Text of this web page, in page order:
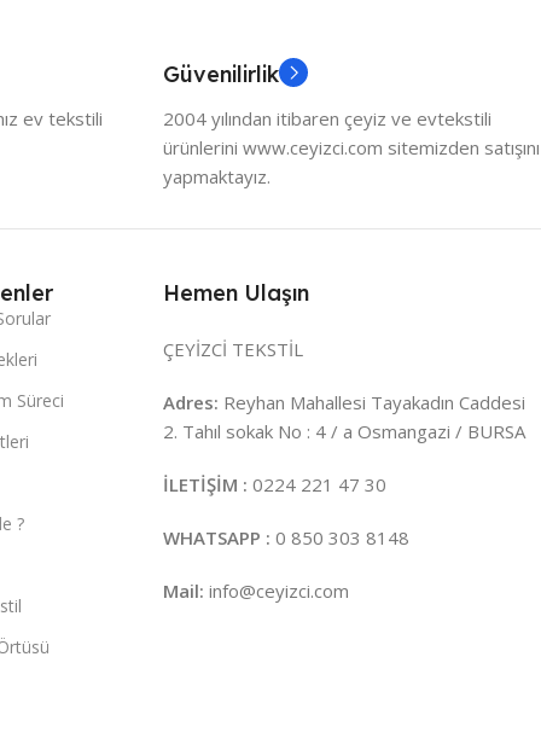
ev tekstili
Güvenilirlik
2004 yılından itibaren çeyiz ve evtekstili
ürünlerini www.ceyizci.com sitemizden satışını
yapmaktayız.
Süreci
?
Hemen Ulaşın
ÇEYİZCİ TEKSTİL
Adres: Reyhan Mahallesi Tayakadın Caddesi
2. Tahıl sokak No : 4 / a Osmangazi / BURSA
İLETİŞİM : 0224 221 47 30
WHATSAPP : 0 850 303 8148
Mail: info@ceyizci.com